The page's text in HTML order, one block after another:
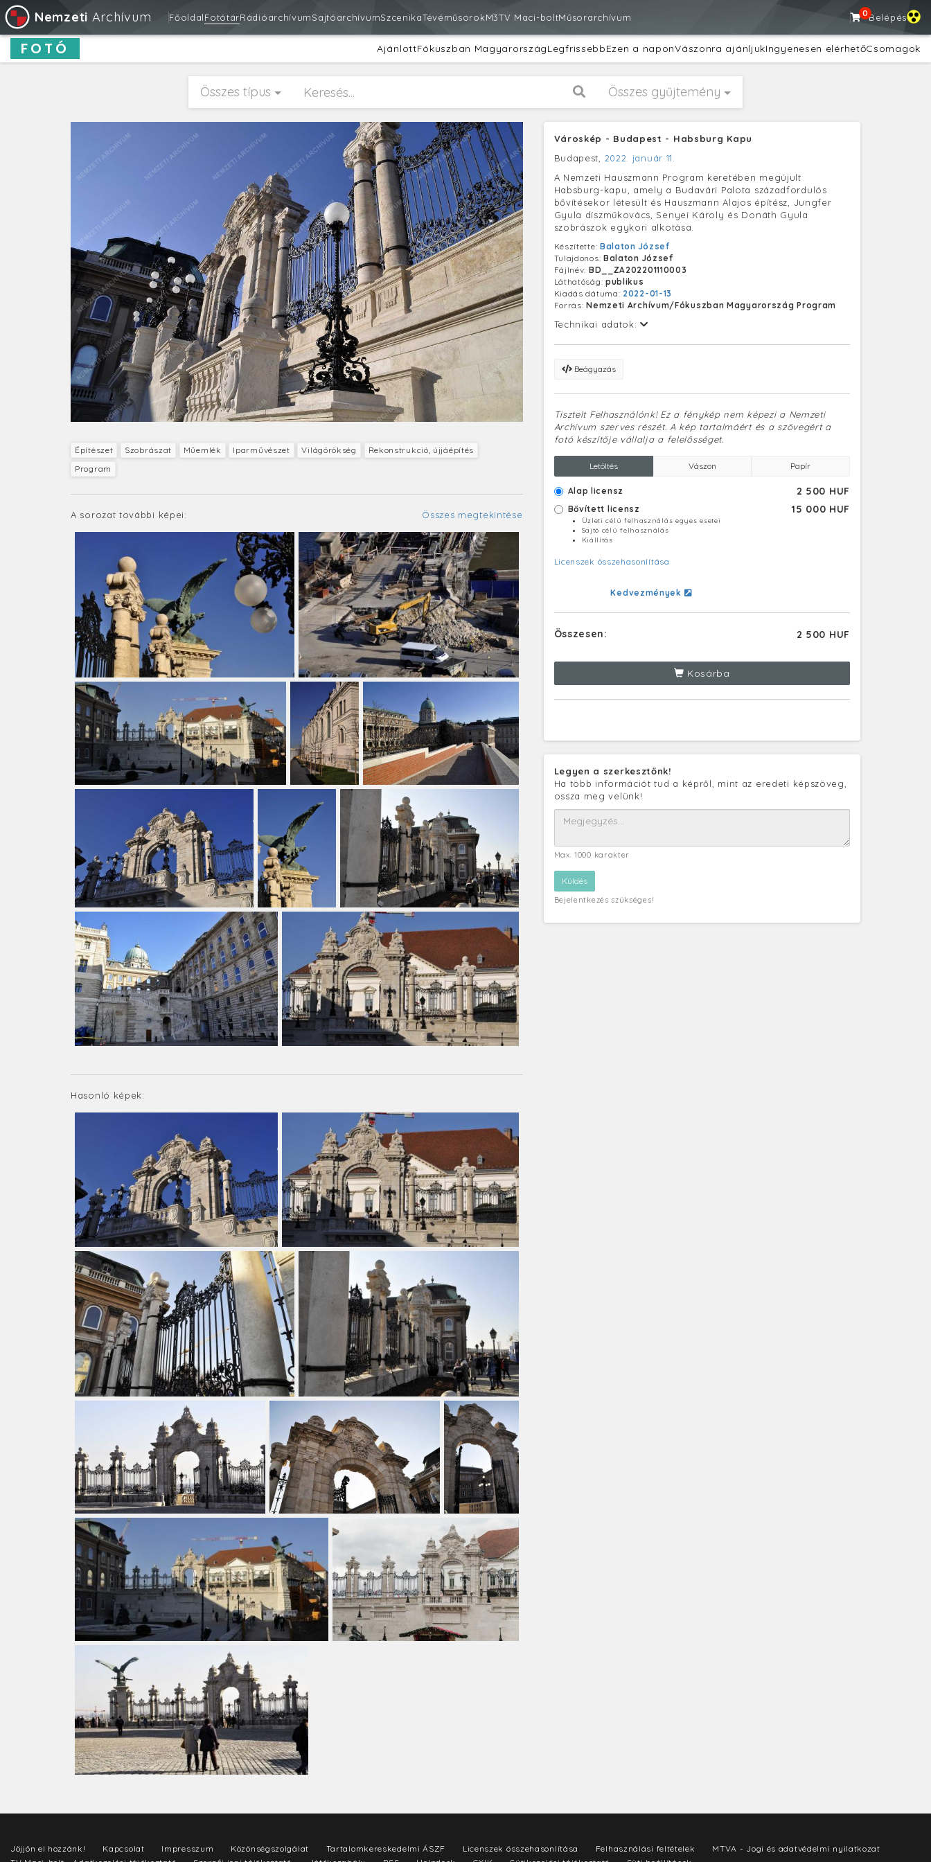
Nemzeti Archívum FőoldalFotótárRádióarchívumSajtóarchívumSzcenikaTévéműsorokM3TV Maci-boltMűsorarchívum 0Belépés
FOTÓ AjánlottFókuszban MagyarországLegfrissebbEzen a naponVászonra ajánljukIngyenesen elérhetőCsomagok
Összes típus Összes gyűjtemény
Építészet Szobrászat Műemlék Iparművészet Világörökség
Rekonstrukció, újjáépítés
Program
A sorozat további képei: Összes megtekintése
Hasonló képek:
Városkép - Budapest - Habsburg Kapu
Budapest, 2022. január 11.
A Nemzeti Hauszmann Program keretében megújult
Habsburg-kapu, amely a Budavári Palota századfordulós
bővítésekor létesült és Hauszmann Alajos építész, Jungfer
Gyula díszműkovács, Senyei Károly és Donáth Gyula
szobrászok egykori alkotása.
Készítette: Balaton József
Tulajdonos: Balaton József
Fájlnév: BD__ZA202201110003
Láthatóság: publikus
Kiadás dátuma: 2022-01-13
Forrás:Nemzeti Archívum/Fókuszban Magyarország Program
Technikai adatok:
Beágyazás
Tisztelt Felhasználónk! Ez a fénykép nem képezi a Nemzeti
Archívum szerves részét. A kép tartalmáért és a szövegért a
fotó készítője vállalja a felelősséget.
Letöltés Vászon Papír
Alap licensz 2 500 HUF
Bővített licensz 15 000 HUF
Üzleti célú felhasználás egyes esetei
Sajtó célú felhasználás
Kiállítás
Licenszek összehasonlítása
Kedvezmények
Összesen: 2 500 HUF
Kosárba
Legyen a szerkesztőnk!
Ha több információt tud a képről, mint az eredeti képszöveg,
ossza meg velünk!
Max. 1000 karakter
Bejelentkezés szükséges!
Jöjjön el hozzánk! Kapcsolat Impresszum Közönségszolgálat Tartalomkereskedelmi ÁSZF Licenszek összehasonlítása Felhasználási feltételek
MTVA - Jogi és adatvédelmi nyilatkozat